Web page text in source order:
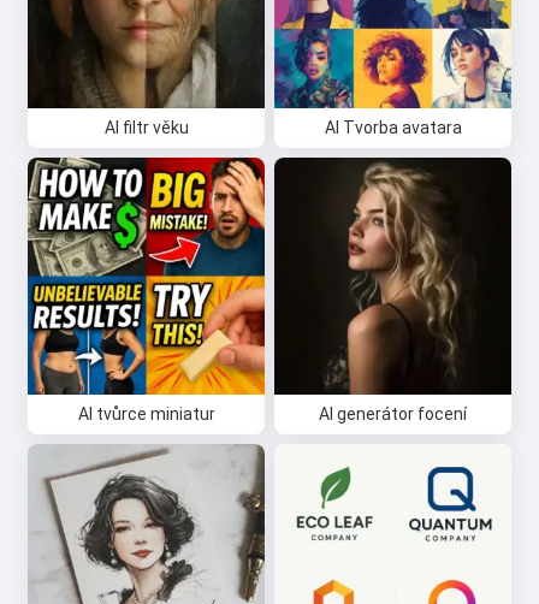
AI filtr věku AI Tvorba avatara
AI tvůrce miniatur AI generátor focení